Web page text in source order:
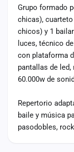
Grupo formado
chicas),
chicos) y 1
luces, técnico
con plataforma
pantallas de
60.000w de
Repertorio
baile y música
pasodobles,